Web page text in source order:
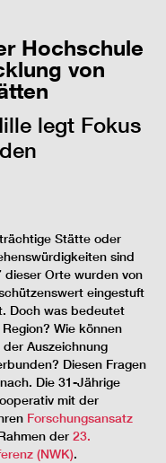
Hochschule
von
legt Fokus
Stätte oder
sind
dieser Orte wurden von
eingestuft
Doch was bedeutet
Wie können
Auszeichnung
Diesen Fragen
Die 31-Jährige
mit der
Forschungsansatz
der 23.
(NWK).